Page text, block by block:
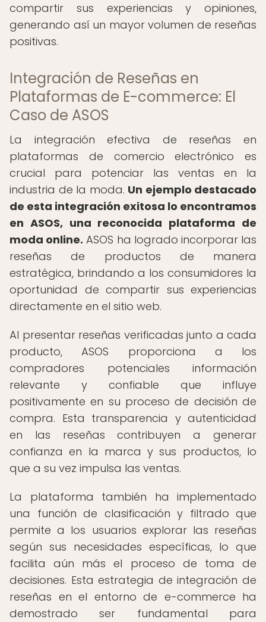
compartir sus experiencias y opiniones,
generando así un mayor volumen de reseñas
positivas.
Integración de Reseñas en
Plataformas de E-commerce: El
Caso de ASOS
La integración efectiva de reseñas en
plataformas de comercio electrónico es
crucial para potenciar las ventas en la
industria de la moda. Un ejemplo destacado
de esta integración exitosa lo encontramos
en ASOS, una reconocida plataforma de
moda online. ASOS ha logrado incorporar las
reseñas de productos de manera
estratégica, brindando a los consumidores la
oportunidad de compartir sus experiencias
directamente en el sitio web.
Al presentar reseñas verificadas junto a cada
producto, ASOS proporciona a los
compradores potenciales información
relevante y confiable que influye
positivamente en su proceso de decisión de
compra. Esta transparencia y autenticidad
en las reseñas contribuyen a generar
confianza en la marca y sus productos, lo
que a su vez impulsa las ventas.
La plataforma también ha implementado
una función de clasificación y filtrado que
permite a los usuarios explorar las reseñas
según sus necesidades específicas, lo que
facilita aún más el proceso de toma de
decisiones. Esta estrategia de integración de
reseñas en el entorno de e-commerce ha
demostrado ser fundamental para